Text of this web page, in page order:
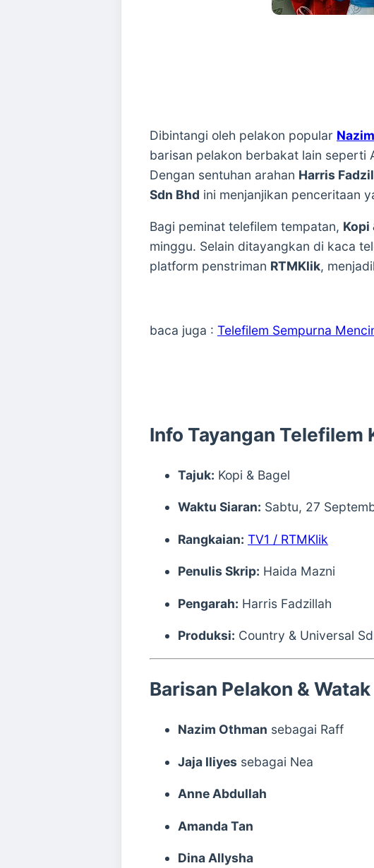
Dibintangi oleh pelakon popular
barisan pelakon berbakat lain seperti
Dengan sentuhan arahan Harris
Sdn Bhd ini menjanjikan penceritaan
Bagi peminat telefilem tempatan, Kopi
minggu. Selain ditayangkan di kaca
platform penstriman RTMKlik,
baca juga : Telefilem Sempurna
Info Tayangan Telefilem
Tajuk: Kopi & Bagel
Waktu Siaran: Sabtu, 27
Rangkaian: TV1 / RTMKlik
Penulis Skrip: Haida Mazni
Pengarah: Harris Fadzillah
Produksi: Country & Universal
Barisan Pelakon & Watak
Nazim Othman sebagai Raff
Jaja Iliyes sebagai Nea
Anne Abdullah
Amanda Tan
Dina Allysha